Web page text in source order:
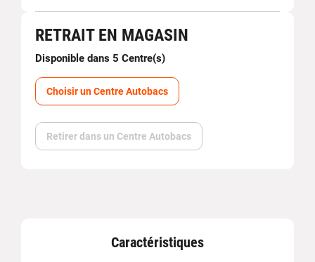
RETRAIT EN MAGASIN
Disponible dans 5 Centre(s)
Choisir un Centre Autobacs
Retirer dans un Centre Autobacs
Caractéristiques